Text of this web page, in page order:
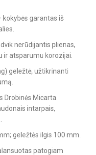
kokybės garantas iš
nerūdijantis plienas,
atsparumu korozijai.
geležtė, užtikrinanti
Drobinės Micarta
intarpais,
geležtės ilgis 100 mm.
patogiam